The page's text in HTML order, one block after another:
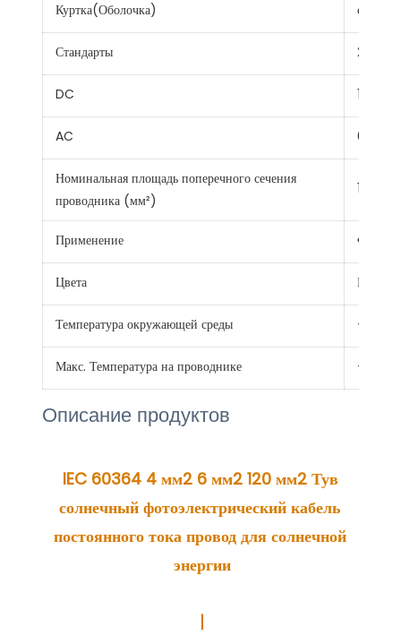
Куртка(Оболочка)
Стандарты 2ПфГ
DC 1.8кв
AC 0.6/1кв
Номинальная площадь поперечного сечения
проводника (мм²)
1,5~35
Применение
Цвета
Температура окружающей среды -40℃
Макс. Температура на проводнике +120 ℃
Описание продуктов
IEC 60364 4 мм2 6 мм2 120 мм2 Тув
солнечный фотоэлектрический кабель
постоянного тока провод для солнечной